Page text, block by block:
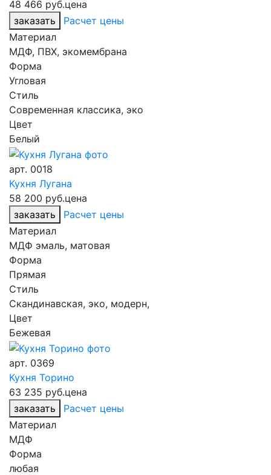
48 466 руб.цена
заказать
Расчет цены
Материал
МДФ, ПВХ, экомембрана
Форма
Угловая
Стиль
Современная классика, эко
Цвет
Белый
арт. 0018
Кухня Лугана
58 200 руб.цена
заказать
Расчет цены
Материал
МДФ эмаль, матовая
Форма
Прямая
Стиль
Скандинавская, эко, модерн,
Цвет
Бежевая
арт. 0369
Кухня Торино
63 235 руб.цена
заказать
Расчет цены
Материал
МДФ
Форма
любая